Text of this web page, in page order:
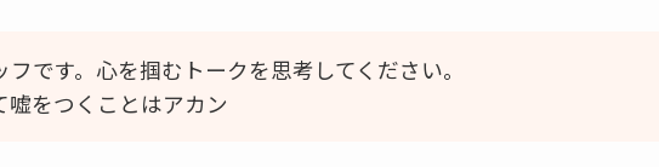
です。心を掴むトークを思考してください。
をつくことはアカン